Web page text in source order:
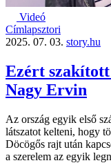
Videó
Címlapsztori
2025. 07. 03. story.hu
Ezért
Nagy Ervin
Az ország egyik első
látszatot kelteni, hogy
Döcögős rajt után
a szerelem az egyik